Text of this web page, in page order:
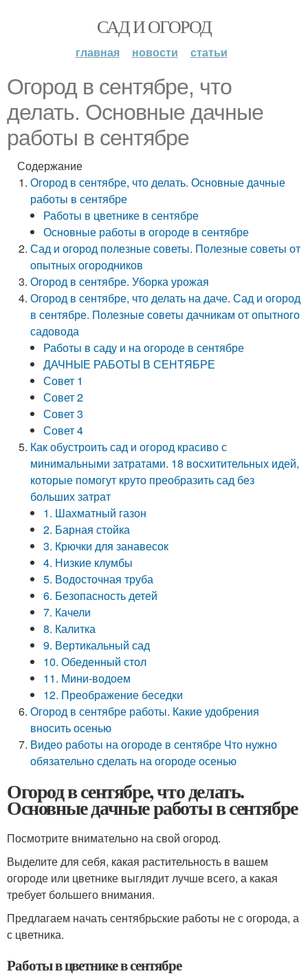
САД И ОГОРОД
главная новости статьи
Огород в сентябре, что
делать. Основные дачные
работы в сентябре
Содержание
Огород в сентябре, что делать. Основные дачные
работы в сентябре
Работы в цветнике в сентябре
Основные работы в огороде в сентябре
Сад и огород полезные советы. Полезные советы от
опытных огородников
Огород в сентябре. Уборка урожая
Огород в сентябре, что делать на даче. Сад и огород
в сентябре. Полезные советы дачникам от опытного
садовода
Работы в саду и на огороде в сентябре
ДАЧНЫЕ РАБОТЫ В СЕНТЯБРЕ
Совет 1
Совет 2
Совет 3
Совет 4
Как обустроить сад и огород красиво с
минимальными затратами. 18 восхитительных идей,
которые помогут круто преобразить сад без
больших затрат
1. Шахматный газон
2. Барная стойка
3. Крючки для занавесок
4. Низкие клумбы
5. Водосточная труба
6. Безопасность детей
7. Качели
8. Калитка
9. Вертикальный сад
10. Обеденный стол
11. Мини-водоем
12. Преображение беседки
Огород в сентябре работы. Какие удобрения
вносить осенью
Видео работы на огороде в сентябре Что нужно
обязательно сделать на огороде осенью
Огород в сентябре, что делать.
Основные дачные работы в сентябре
Посмотрите внимательно на свой огород.
Выделите для себя, какая растительность в вашем
огороде или цветнике выглядит лучше всего, а какая
требует большего внимания.
Предлагаем начать сентябрьские работы не с огорода, а
с цветника.
Работы в цветнике в сентябре